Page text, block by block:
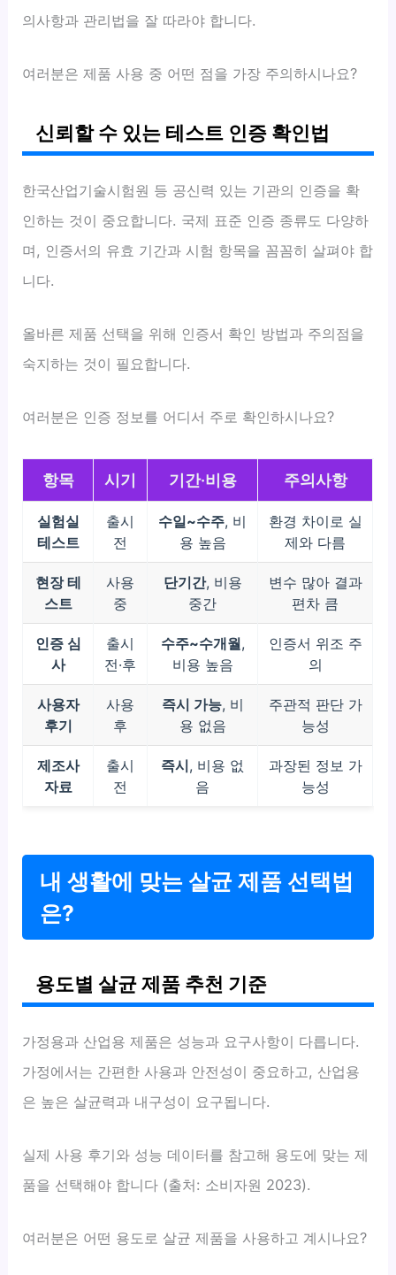
의사항과 관리법을 잘 따라야 합니다.
여러분은 제품 사용 중 어떤 점을 가장 주의하시나요?
신뢰할 수 있는 테스트 인증 확인법
한국산업기술시험원 등 공신력 있는 기관의 인증을 확
인하는 것이 중요합니다. 국제 표준 인증 종류도 다양하
며, 인증서의 유효 기간과 시험 항목을 꼼꼼히 살펴야 합
니다.
올바른 제품 선택을 위해 인증서 확인 방법과 주의점을
숙지하는 것이 필요합니다.
여러분은 인증 정보를 어디서 주로 확인하시나요?
항목 시기 기간·비용 주의사항
실험실
테스트
출시
전
수일~수주, 비
용 높음
환경 차이로 실
제와 다름
현장 테
스트
사용
중
단기간, 비용
중간
변수 많아 결과
편차 큼
인증 심
사
출시
전·후
수주~수개월,
비용 높음
인증서 위조 주
의
사용자
후기
사용
후
즉시 가능, 비
용 없음
주관적 판단 가
능성
제조사
자료
출시
전
즉시, 비용 없
음
과장된 정보 가
능성
내 생활에 맞는 살균 제품 선택법
은?
용도별 살균 제품 추천 기준
가정용과 산업용 제품은 성능과 요구사항이 다릅니다.
가정에서는 간편한 사용과 안전성이 중요하고, 산업용
은 높은 살균력과 내구성이 요구됩니다.
실제 사용 후기와 성능 데이터를 참고해 용도에 맞는 제
품을 선택해야 합니다 (출처: 소비자원 2023).
여러분은 어떤 용도로 살균 제품을 사용하고 계시나요?